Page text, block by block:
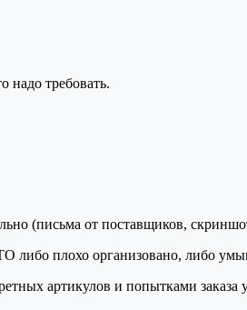
требовать.
(письма от поставщиков,
либо плохо организовано, либо
артикулов и попытками